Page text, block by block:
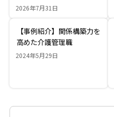
2026年7月31日
【事例紹介】関係構築力を
高めた介護管理職
2024年5月29日